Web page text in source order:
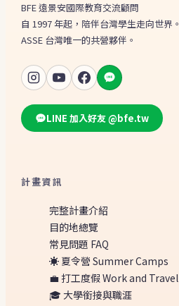
BFE 遠景安國際教育交流顧問
自 1997 年起，陪伴台灣學生走向世界。
ASSE 台灣唯一的共營夥伴。
LINE 加入好友 @bfe.tw
計畫資訊
完整計畫介紹
目的地總覽
常見問題 FAQ
☀️ 夏令營 Summer Camps
💼 打工度假 Work and Travel
🎓 大學銜接與職涯